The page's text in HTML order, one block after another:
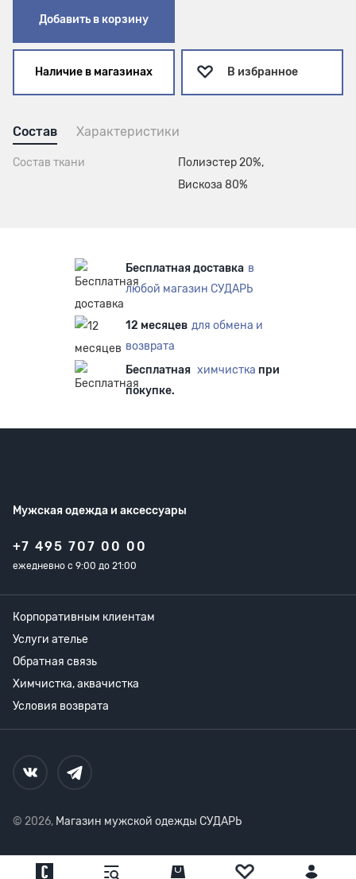
Добавить в корзину
Наличие в магазинах В избранное
Состав Характеристики
Состав ткани
Полиэстер 20%,
Вискоза 80%
Бесплатная доставка в
любой магазин СУДАРЬ
12 месяцев для обмена и
возврата
Бесплатная химчистка при
покупке.
Мужская одежда и аксессуары
+7 495 707 00 00
ежедневно с 9:00 до 21:00
Корпоративным клиентам
Услуги ателье
Обратная связь
Химчистка, аквачистка
Условия возврата
© 2026, Магазин мужской одежды СУДАРЬ